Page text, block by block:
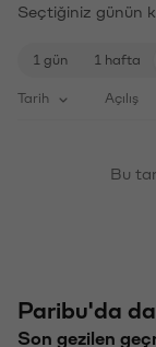
Seçtiğiniz günün
1 gün 1 hafta
Tarih Açılış
Bu
Paribu'da
Son gezilen